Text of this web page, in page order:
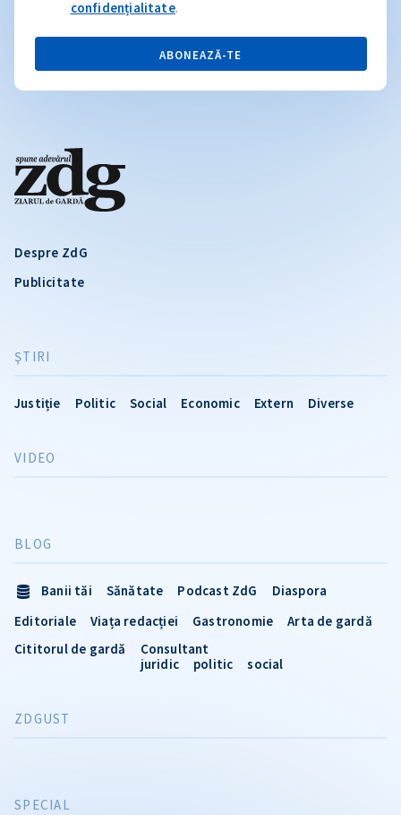
Despre ZdG
Publicitate
ŞTIRI
Justiție Politic Social Economic Extern Diverse
VIDEO
SPECIAL
BLOG
Banii tăi Sănătate Podcast ZdG
Diaspora
Editoriale
Viața redacției Gastronomie
Arta de gardă
Cititorul de gardă
Consultant
juridic
politic social
ZDGUST
confidențialitate.
ABONEAZĂ-TE